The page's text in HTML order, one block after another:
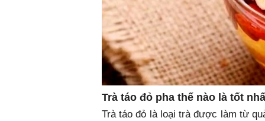
Trà táo đỏ pha thế nào là tốt
Trà táo đỏ là loại trà được làm từ